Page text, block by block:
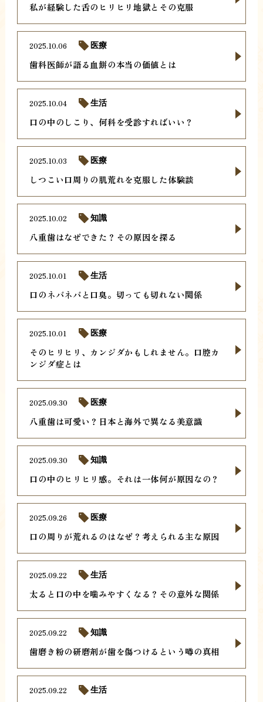
私が経験した舌のヒリヒリ地獄とその克服
歯科医師が語る血餅の本当の価値とは
2025.10.06 医療
口の中のしこり、何科を受診すればいい？
2025.10.04 生活
しつこい口周りの肌荒れを克服した体験談
2025.10.03 医療
八重歯はなぜできた？その原因を探る
2025.10.02 知識
口のネバネバと口臭。切っても切れない関係
2025.10.01 生活
そのヒリヒリ、カンジダかもしれません。口腔カ
ンジダ症とは
2025.10.01 医療
八重歯は可愛い？日本と海外で異なる美意識
2025.09.30 医療
口の中のヒリヒリ感。それは一体何が原因なの？
2025.09.30 知識
口の周りが荒れるのはなぜ？考えられる主な原因
2025.09.26 医療
太ると口の中を噛みやすくなる？その意外な関係
2025.09.22 生活
歯磨き粉の研磨剤が歯を傷つけるという噂の真相
2025.09.22 知識
2025.09.22 生活